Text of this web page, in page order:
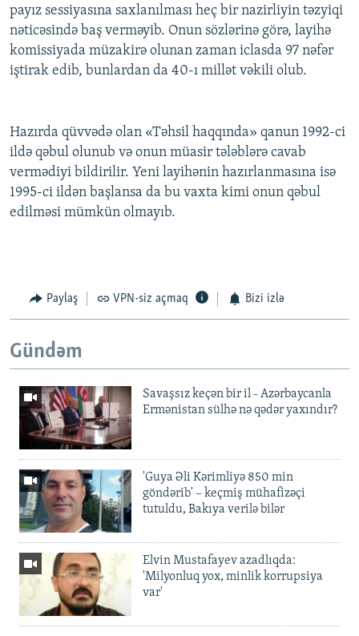
payız sessiyasına saxlanılması heç bir nazirliyin təzyiqi
nəticəsində baş verməyib. Onun sözlərinə görə, layihə
komissiyada müzakirə olunan zaman iclasda 97 nəfər
iştirak edib, bunlardan da 40-ı millət vəkili olub.
Hazırda qüvvədə olan «Təhsil haqqında» qanun 1992-ci
ildə qəbul olunub və onun müasir tələblərə cavab
vermədiyi bildirilir. Yeni layihənin hazırlanmasına isə
1995-ci ildən başlansa da bu vaxta kimi onun qəbul
edilməsi mümkün olmayıb.
Paylaş VPN-siz açmaq Bizi izlə
Gündəm
Savaşsız keçən bir il - Azərbaycanla
Ermənistan sülhə nə qədər yaxındır?
'Guya Əli Kərimliyə 850 min
göndərib' – keçmiş mühafizəçi
tutuldu, Bakıya verilə bilər
Elvin Mustafayev azadlıqda:
'Milyonluq yox, minlik korrupsiya
var'